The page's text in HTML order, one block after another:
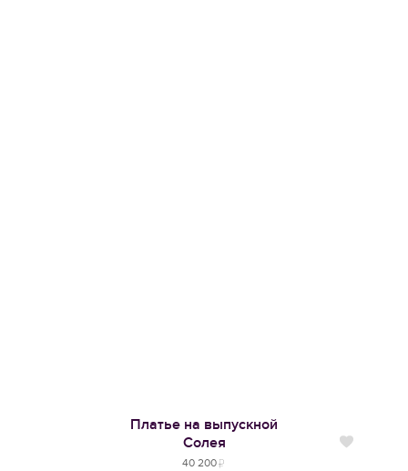
Платье на выпускной
Солея
40 200